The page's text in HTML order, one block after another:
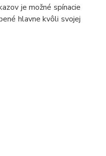
je možné spínacie
hlavne kvôli svojej